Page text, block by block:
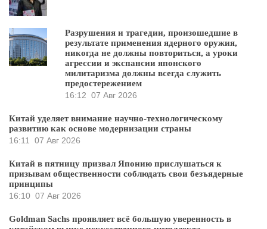
Разрушения и трагедии, произошедшие в
результате применения ядерного оружия,
никогда не должны повториться, а уроки
агрессии и экспансии японского
милитаризма должны всегда служить
предостережением
16:12 07 Авг 2026
Китай уделяет внимание научно-технологическому
развитию как основе модернизации страны
16:11
07 Авг 2026
Китай в пятницу призвал Японию прислушаться к
призывам общественности соблюдать свои безъядерные
принципы
16:10 07 Авг 2026
Goldman Sachs проявляет всё большую уверенность в